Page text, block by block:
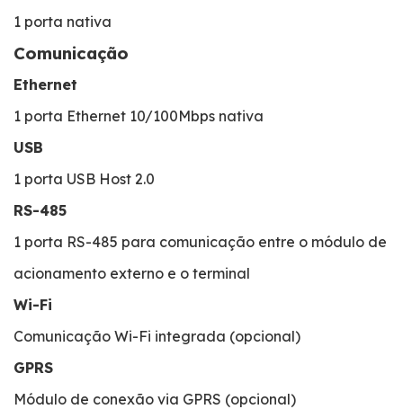
1 porta nativa
Comunicação
Ethernet
1 porta Ethernet 10/100Mbps nativa
USB
1 porta USB Host 2.0
RS-485
1 porta RS-485 para comunicação entre o módulo de
acionamento externo e o terminal
Wi-Fi
Comunicação Wi-Fi integrada (opcional)
GPRS
Módulo de conexão via GPRS (opcional)